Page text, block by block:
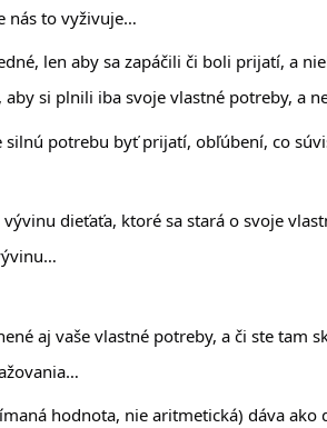
nás to vyživuje…
len aby sa zapáčili či boli prijatí, a
si plnili iba svoje vlastné potreby, a
silnú potrebu byť prijatí, obľúbení, co
dieťaťa, ktoré sa stará o svoje
aj vaše vlastné potreby, a či ste tam
hodnota, nie aritmetická) dáva ako